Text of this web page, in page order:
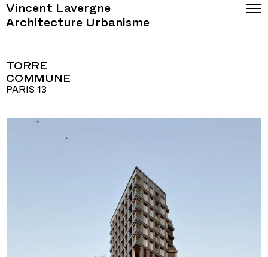
Vincent Lavergne
Architecture Urbanisme
TORRE
COMMUNE
PARIS 13